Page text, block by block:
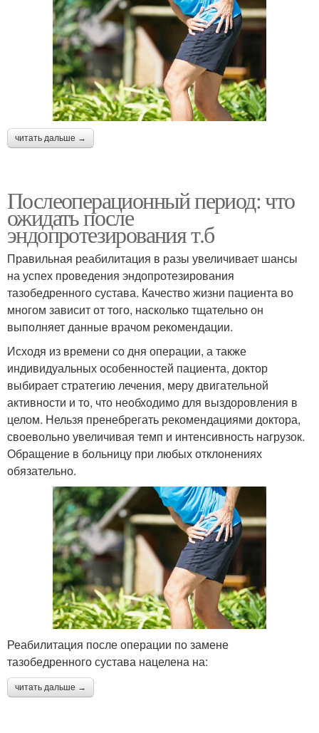
читать дальше →
Послеоперационный период: что
ожидать после
эндопротезирования т.б
Правильная реабилитация в разы увеличивает шансы
на успех проведения эндопротезирования
тазобедренного сустава. Качество жизни пациента во
многом зависит от того, насколько тщательно он
выполняет данные врачом рекомендации.
Исходя из времени со дня операции, а также
индивидуальных особенностей пациента, доктор
выбирает стратегию лечения, меру двигательной
активности и то, что необходимо для выздоровления в
целом. Нельзя пренебрегать рекомендациями доктора,
своевольно увеличивая темп и интенсивность нагрузок.
Обращение в больницу при любых отклонениях
обязательно.
Реабилитация после операции по замене
тазобедренного сустава нацелена на:
читать дальше →